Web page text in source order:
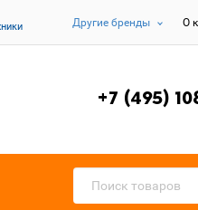
Другие бренды О
+7 (495)